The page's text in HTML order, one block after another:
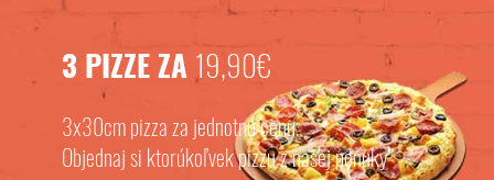
3 PIZZE ZA 19,90€
3x30cm pizza za jednotnú cenu.
Objednaj si ktorúkoľvek pizzu z našej ponuky